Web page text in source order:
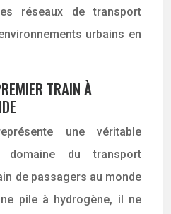
réseaux de transport
urbains en
TRAIN À
une véritable
du transport
de passagers au monde
pile à hydrogène, il ne